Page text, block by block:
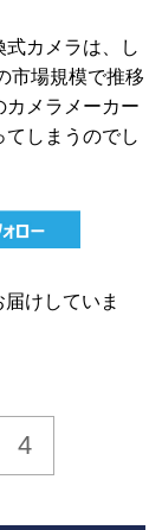
式カメラは、し
市場規模で推移
カメラメーカー
しまうのでし
届けしていま
4